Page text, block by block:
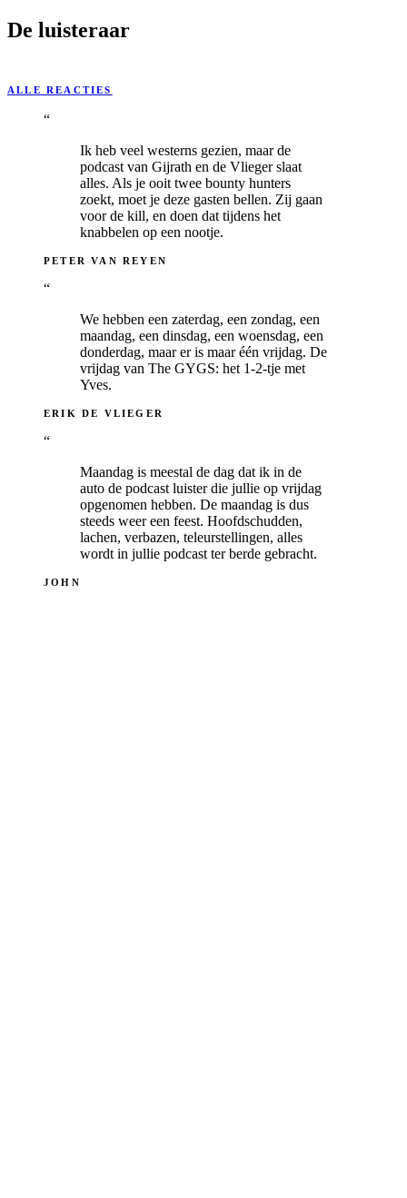
De luisteraar
ALLE REACTIES
“
Ik heb veel westerns gezien, maar de
podcast van Gijrath en de Vlieger slaat
alles. Als je ooit twee bounty hunters
zoekt, moet je deze gasten bellen. Zij gaan
voor de kill, en doen dat tijdens het
knabbelen op een nootje.
PETER VAN REYEN
“
We hebben een zaterdag, een zondag, een
maandag, een dinsdag, een woensdag, een
donderdag, maar er is maar één vrijdag. De
vrijdag van The GYGS: het 1-2-tje met
Yves.
ERIK DE VLIEGER
“
Maandag is meestal de dag dat ik in de
auto de podcast luister die jullie op vrijdag
opgenomen hebben. De maandag is dus
steeds weer een feest. Hoofdschudden,
lachen, verbazen, teleurstellingen, alles
wordt in jullie podcast ter berde gebracht.
JOHN